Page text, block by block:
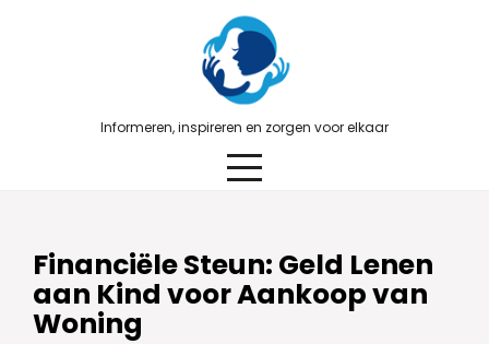
Informeren, inspireren en zorgen voor elkaar
Financiële Steun: Geld Lenen
aan Kind voor Aankoop van
Woning